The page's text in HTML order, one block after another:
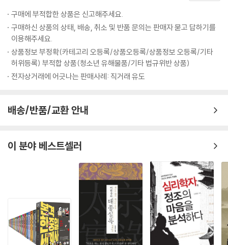
- 세도정치의 시작은 정조 때문이었다?!
【 제24대 헌종 】
최연소 호랑이. 8세에 즉위한 어린 임금·457
- 위기와 혼란의 시대
- 서로가 서로를 감시하는 ‘옆집감시제도’
【 제25대 철종 】
신데렐라 호랑이. 조선의 꼭두각시 임금·4 63
- 죽은 사람에게도 세금을 걷었던 부패한 시대
【 제26대 고종 대한제국 제1대 황제 】
비운의 호랑이. 변혁과 침략의 시대에 서 있던 임금·734
- 고종의 아버지 흥선대원군의 10년간 섭정
- 개항 이후, 근대 변화의 바람이 불다
- 흔들리는 조선, 국호를 고쳐 새로운 변화를 꾀하지만…
【 제27대 순종 대한제국 제2대 황제 】
발생합니다. 임금이 궁궐을 버리고 도망을 간 거지요. 선조는 자신의 몸을
보전하기 위해 한양을 떠나 개성으로, 평양으로, 의주로 옮기며 점점 북쪽
으로 몸을 피신하였습니다. 물론 조선에서 왕의 신변은 중요했지만, 선조
의 행동은 일본이 전혀 상상하지 못했던 일이었습니다. 일본은 작은 성의
성주일지라도 전쟁에서 질 위협에 처하면 할복하거나 항복하지, 절대 자기
성을 버리고 도망가지 않거든요. 왕이 도망갔다는 사실에 왜군뿐만 아니라
리고 자기만 살려고 도망을 치다니! 백성들의 분노는 경복궁으로 향합니
다. 그리고 경복궁의 노비 문서들을 불태우면서 궁궐도 함께 활활 불태웠
---「제14대 선조」중에서
그런데 문제는 조선은 백성들이 직접 왕을 뽑을 권리가 없던 시대라는 거
지요. 모든 왕의 성이 이씨인 것만을 보아도 알 수 있듯, 조선은 ‘태조 이성
계의 후손들’만이 계승할 수 있었으니까요. 결국 백성들의 입장에서는 운
좋게 애민군주를 만나면 천만다행인 것이고 운 나쁘게 무능한 왕을 만나면
외척들이 판을 치는 세상에서 일생이 고달플 수밖에 없습니다. 이제 우리
에게는 세종과 같은 어진 리더, 참된 일꾼을 대통령으로 뽑을 수 있는 소중
한 투표권이 있습니다. 그렇다면 어떻게 사람들을 다르게 만들까요? 그건
학생부터 성인까지 모두에게,
철저하게 기획된 대중 인문교양서
최근 역사에 대한 콘텐츠가 다시 쏟아져 나오는 이유도 ‘현재’에 대한 진정
한 답을 구하기 위해서가 아닐까? 명칭이 왕에서 대통령으로 바뀌었을지
라도 그들의 정책과 역할은 국민들의 삶에 지대한 영향을 미쳐왔다. 600
여 년 전 세종은 남자 노비에게도 한 달간의 육아휴직을 주었고, 420여 년
록을 읽는 가장 큰 즐거움은 '리더의 역할을 평가하는 안목'과 '미래를 바라
터 성인까지 모두가 읽어도 편안하게 즐길 수 있는 대중적인 인문교양 콘
구매에 부적합한 상품은 신고해주세요.
구매하신 상품의 상태, 배송, 취소 및 반품 문의는 판매자 묻고 답하기를
이용해주세요.
상품정보 부정확(카테고리 오등록/상품오등록/상품정보 오등록/기타
허위등록) 부적합 상품(청소년 유해물품/기타 법규위반 상품)
전자상거래에 어긋나는 판매사례: 직거래 유도
배송/반품/교환 안내
이 분야 베스트셀러